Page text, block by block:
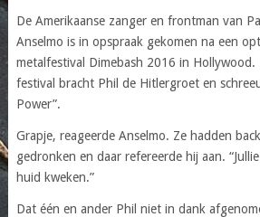
De Amerikaanse zanger en frontman van
Anselmo is in opspraak gekomen na een
metalfestival Dimebash 2016 in
festival bracht Phil de Hitlergroet en
Power”.
Grapje, reageerde Anselmo. Ze hadden
gedronken en daar refereerde hij aan.
huid kweken.”
Dat één en ander Phil niet in dank